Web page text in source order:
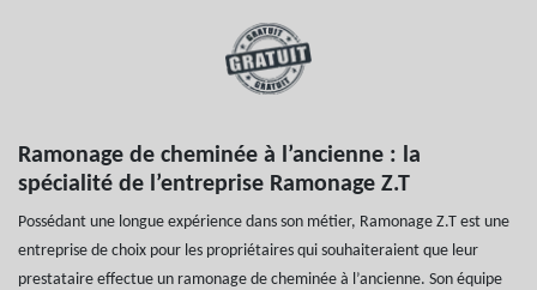
Ramonage de cheminée à l’ancienne : la
spécialité de l’entreprise Ramonage Z.T
Possédant une longue expérience dans son métier, Ramonage Z.T est une
entreprise de choix pour les propriétaires qui souhaiteraient que leur
prestataire effectue un ramonage de cheminée à l’ancienne. Son équipe